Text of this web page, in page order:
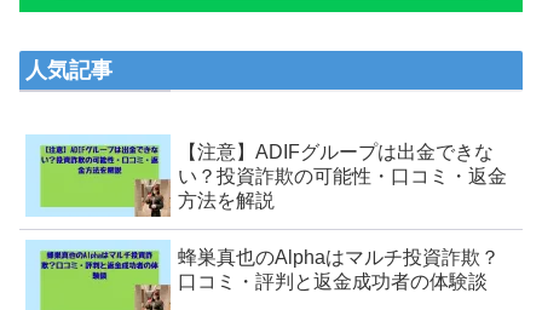
人気記事
【注意】ADIFグループは出金できな
い？投資詐欺の可能性・口コミ・返金
方法を解説
蜂巣真也のAlphaはマルチ投資詐欺？
口コミ・評判と返金成功者の体験談